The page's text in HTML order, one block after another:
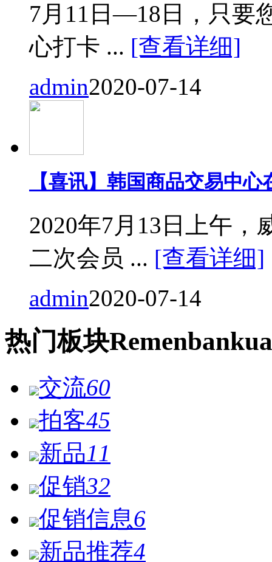
7月11日—18日，只要
心打卡 ... [查看详细]
admin2020-07-14
【喜讯】韩国商品交易中
2020年7月13日上午，
二次会员 ... [查看详细]
admin2020-07-14
热门板块Remen
交流60
拍客45
新品11
促销32
促销信息6
新品推荐4